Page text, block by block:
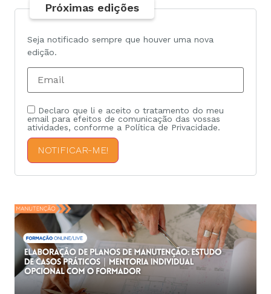
Próximas edições
Seja notificado sempre que houver uma nova
edição.
Declaro que li e aceito o tratamento do meu
email para efeitos de comunicação das vossas
atividades, conforme a Política de Privacidade.
NOTIFICAR-ME!